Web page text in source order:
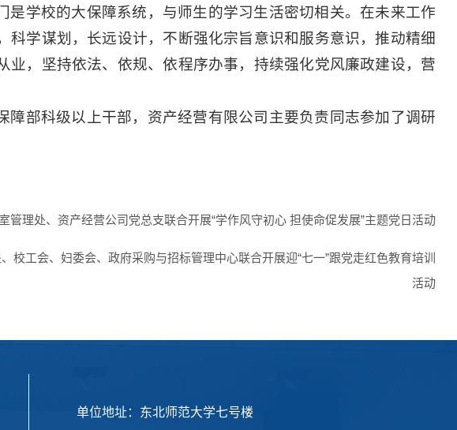
是学校的大保障系统，与师生的学习生活密切相关。在未来工作
科学谋划，长远设计，不断强化宗旨意识和服务意识，推动精细
业，坚持依法、依规、依程序办事，持续强化党风廉政建设，营
障部科级以上干部，资产经营有限公司主要负责同志参加了调研
管理处、资产经营公司党总支联合开展“学作风守初心 担使命促发展”主题党日活动
校工会、妇委会、政府采购与招标管理中心联合开展迎“七一”跟党走红色教育培训
活动
单位地址：东北师范大学七号楼